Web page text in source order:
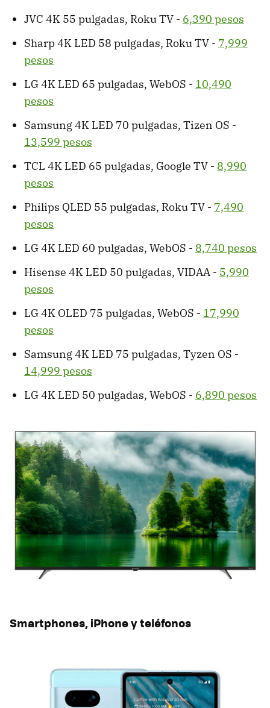
JVC 4K 55 pulgadas, Roku TV - 6,390 pesos
Sharp 4K LED 58 pulgadas, Roku TV - 7,999
pesos
LG 4K LED 65 pulgadas, WebOS - 10,490
pesos
Samsung 4K LED 70 pulgadas, Tizen OS -
13,599 pesos
TCL 4K LED 65 pulgadas, Google TV - 8,990
pesos
Philips QLED 55 pulgadas, Roku TV - 7,490
pesos
LG 4K LED 60 pulgadas, WebOS - 8,740 pesos
Hisense 4K LED 50 pulgadas, VIDAA - 5,990
pesos
LG 4K OLED 75 pulgadas, WebOS - 17,990
pesos
Samsung 4K LED 75 pulgadas, Tyzen OS -
14,999 pesos
LG 4K LED 50 pulgadas, WebOS - 6,890 pesos
Smartphones, iPhone y teléfonos